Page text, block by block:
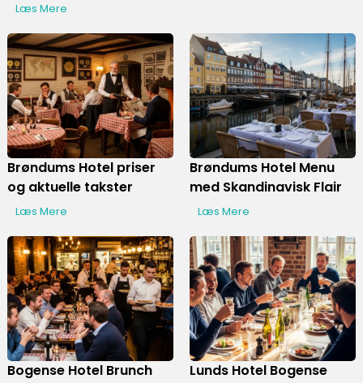
Læs Mere
Brøndums Hotel priser
og aktuelle takster
Læs Mere
Brøndums Hotel Menu
med Skandinavisk Flair
Læs Mere
Bogense Hotel Brunch
Lunds Hotel Bogense
Display Ads